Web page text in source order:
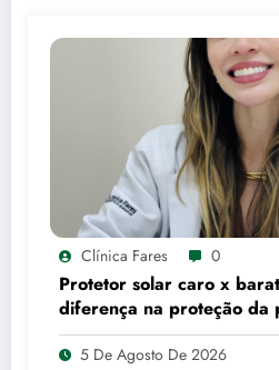
Clínica Fares 0
Protetor solar caro x
diferença na proteção da
5 De Agosto De 2026